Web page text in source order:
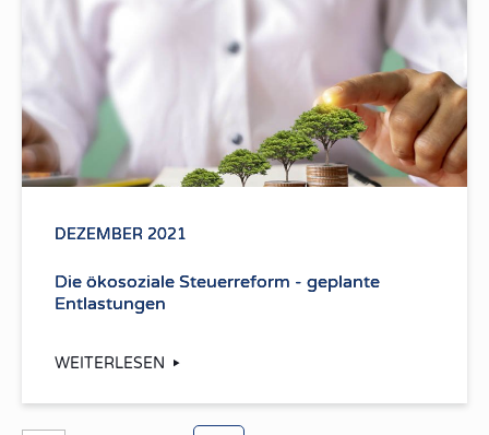
DEZEMBER 2021
Die ökosoziale Steuerreform - geplante
Entlastungen
WEITERLESEN